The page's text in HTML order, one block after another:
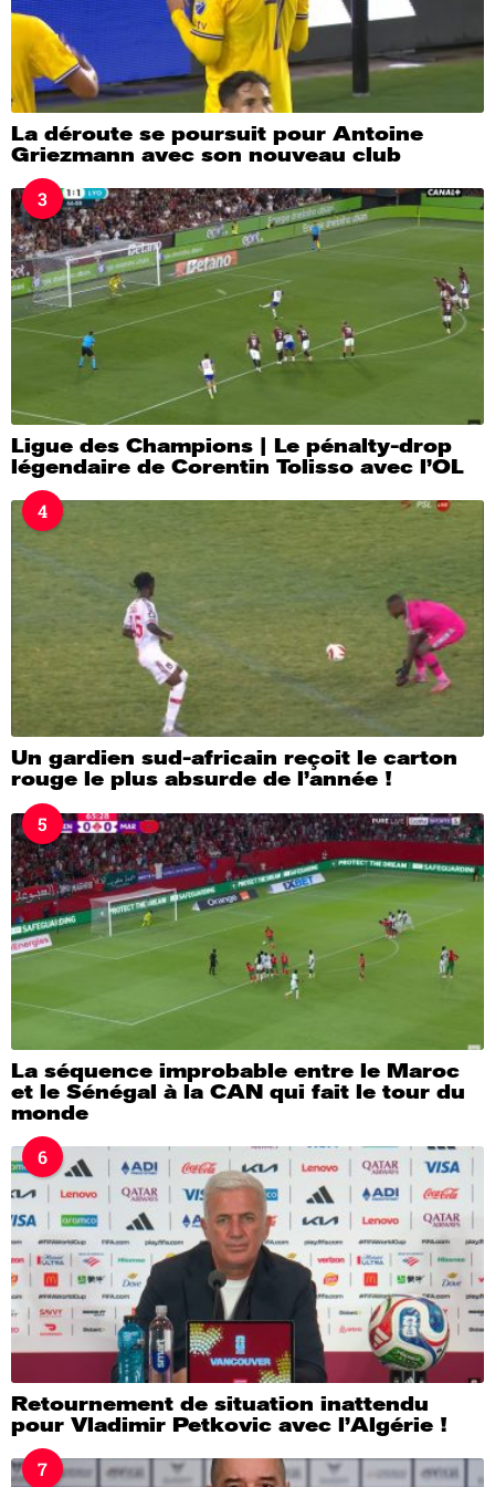
La déroute se poursuit pour Antoine
Griezmann avec son nouveau club
3
Ligue des Champions | Le pénalty-drop
légendaire de Corentin Tolisso avec l’OL
4
Un gardien sud-africain reçoit le carton
rouge le plus absurde de l’année !
5
La séquence improbable entre le Maroc
et le Sénégal à la CAN qui fait le tour du
monde
6
Retournement de situation inattendu
pour Vladimir Petkovic avec l’Algérie !
7